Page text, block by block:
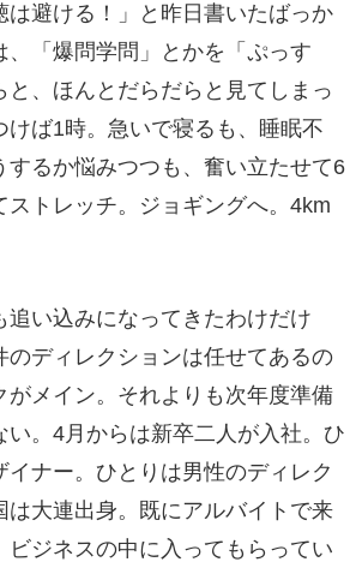
は避ける！」と昨日書いたばっか
、「爆問学問」とかを「ぷっす
と、ほんとだらだらと見てしまっ
けば1時。急いで寝るも、睡眠不
するか悩みつつも、奮い立たせて6
ストレッチ。ジョギングへ。4km
追い込みになってきたわけだけ
のディレクションは任せてあるの
がメイン。それよりも次年度準備
い。4月からは新卒二人が入社。ひ
イナー。ひとりは男性のディレク
は大連出身。既にアルバイトで来
ビジネスの中に入ってもらってい